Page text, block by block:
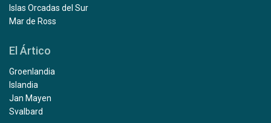
Islas Orcadas del Sur
Mar de Ross
El Ártico
Groenlandia
Islandia
Jan Mayen
Svalbard